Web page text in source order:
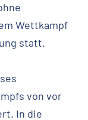
Wettkampf
statt.
von vor
In die